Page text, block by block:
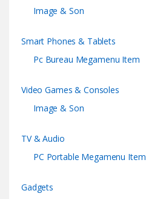
Image & Son
Smart Phones & Tablets
Pc Bureau Megamenu Item
Video Games & Consoles
Image & Son
TV & Audio
PC Portable Megamenu Item
Gadgets